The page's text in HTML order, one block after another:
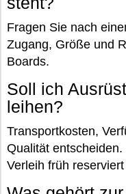
Fragen Sie nach
Zugang, Größe und
Boards.
Soll ich
leihen?
Transportkosten,
Qualität
Verleih früh